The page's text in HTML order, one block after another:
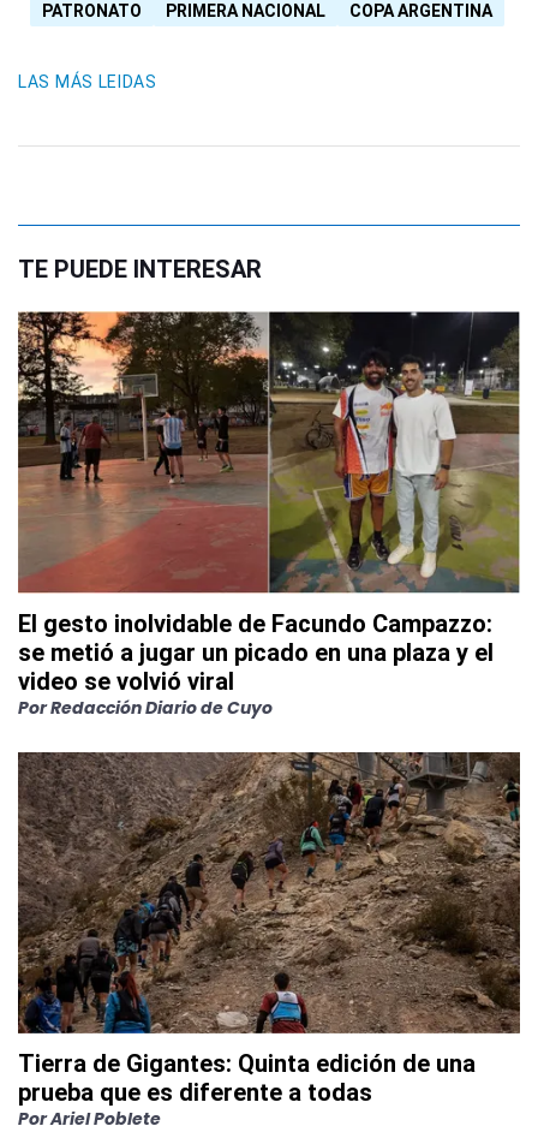
PATRONATO
PRIMERA NACIONAL COPA ARGENTINA
LAS MÁS LEIDAS
TE PUEDE INTERESAR
El gesto inolvidable de Facundo Campazzo:
se metió a jugar un picado en una plaza y el
video se volvió viral
PorRedacción Diario de Cuyo
Tierra de Gigantes: Quinta edición de una
prueba que es diferente a todas
PorAriel Poblete